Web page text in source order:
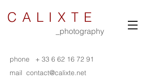
CALIXTE
_photography
phone + 33 6 62 16 72 91
mail contact@calixte.net